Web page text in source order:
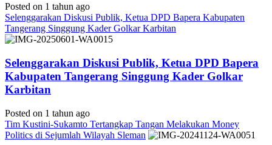
Posted on 1 tahun ago
Selenggarakan Diskusi Publik, Ketua DPD Bapera Kabupaten
Tangerang Singgung Kader Golkar Karbitan
Selenggarakan Diskusi Publik, Ketua DPD Bapera
Kabupaten Tangerang Singgung Kader Golkar
Karbitan
Posted on 1 tahun ago
Tim Kustini-Sukamto Tertangkap Tangan Melakukan Money
Politics di Sejumlah Wilayah Sleman